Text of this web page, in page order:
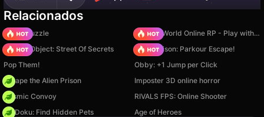
Relacionados
Arrow Puzzle
Sprunki World Online RP - Play with Friends!
Hidden Object: Street Of Secrets
Barry Prison: Parkour Escape!
Pop Them!
Obby: +1 Jump per Click
Escape the Alien Prison
Imposter 3D online horror
Cosmic Convoy
RIVALS FPS: Online Shooter
PetDoku: Find Hidden Pets
Age of Heroes